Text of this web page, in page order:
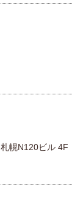
幌N120ビル 4F